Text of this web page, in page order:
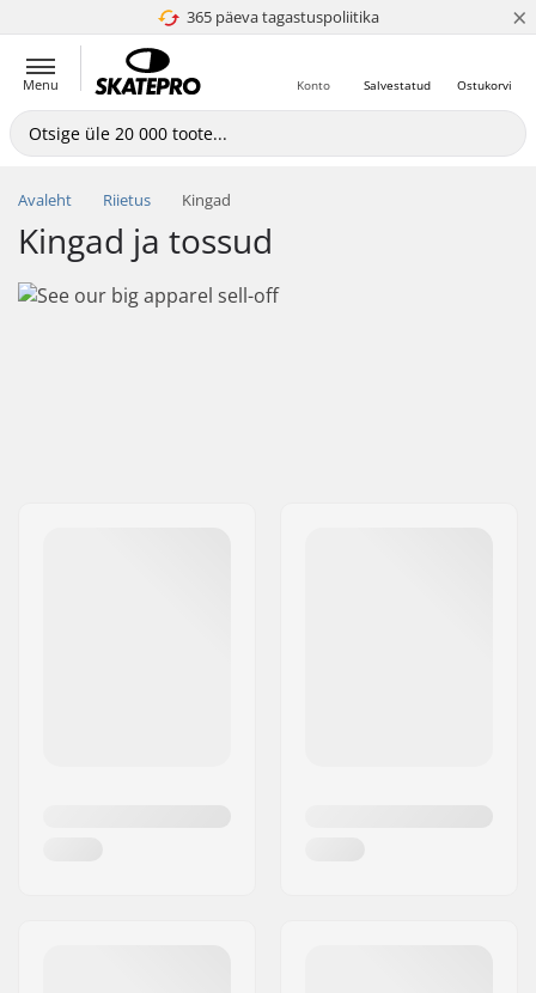
365 päeva tagastuspoliitika
4.8 paljaks 5 ×
Menu Ostukorvi
Salvestatud
Konto
Avaleht Riietus Kingad
Kingad ja tossud